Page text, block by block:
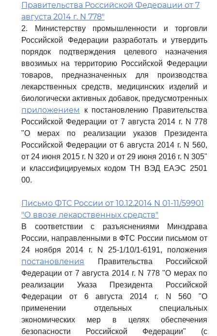
Правительства Российской Федерации от 7
августа 2014 г. N 778"
2. Министерству промышленности и торговли
Российской Федерации разработать и утвердить
порядок подтверждения целевого назначения
ввозимых на территорию Российской Федерации
товаров, предназначенных для производства
лекарственных средств, медицинских изделий и
биологически активных добавок, предусмотренных
приложением
к постановлению Правительства
Российской Федерации от 7 августа 2014 г. N 778
"О мерах по реализации указов Президента
Российской Федерации от 6 августа 2014 г. N 560,
от 24 июня 2015 г. N 320 и от 29 июня 2016 г. N 305"
и классифицируемых кодом ТН ВЭД ЕАЭС 2501
00.
Письмо ФТС России от 10.12.2014 N 01-11/59901
"О ввозе лекарственных средств"
В соответствии с разъяснениями Минздрава
России, направленными в ФТС России письмом от
24 ноября 2014 г. N 25-1/10/1-6191, положения
постановления
Правительства Российской
Федерации от 7 августа 2014 г. N 778 "О мерах по
реализации Указа Президента Российской
Федерации от 6 августа 2014 г. N 560 "О
применении отдельных специальных
экономических мер в целях обеспечения
безопасности Российской Федерации" (с